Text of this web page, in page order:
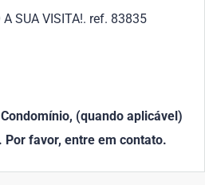
SUA VISITA!. ref. 83835
(quando aplicável)
favor, entre em contato.